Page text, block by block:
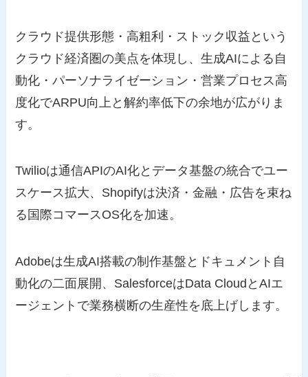
クラウド提供形態・高粗利・ストック収益という
クラウド経済圏の美点を体現し、生成AIによる自
動化・パーソナライゼーション・営業プロセス高
度化でARPU向上と解約率低下の余地が広がりま
す。
Twilioは通信APIのAI化とデータ基盤の統合でユー
スケース拡大、Shopifyは決済・金融・広告を束ね
る国際コマースOS化を加速。
Adobeは生成AI搭載の制作基盤とドキュメント自
動化の二面展開、SalesforceはData CloudとAIエ
ージェントで業務横断の生産性を底上げします。